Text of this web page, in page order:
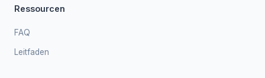
Ressourcen
FAQ
Leitfaden